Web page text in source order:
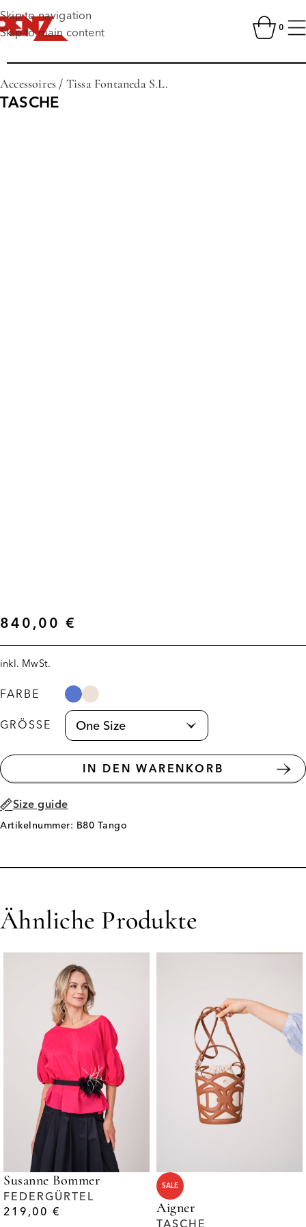
Skip to navigation
Skip to main content
0
Accessoires / Tissa Fontaneda S.L.
TASCHE
840,00 €
inkl. MwSt.
FARBE
GRÖSSE
IN DEN WARENKORB
Size guide
Artikelnummer: B80 Tango
Ähnliche Produkte
Susanne Bommer
FEDERGÜRTEL
219,00 €
SALE
Aigner
TASCHE